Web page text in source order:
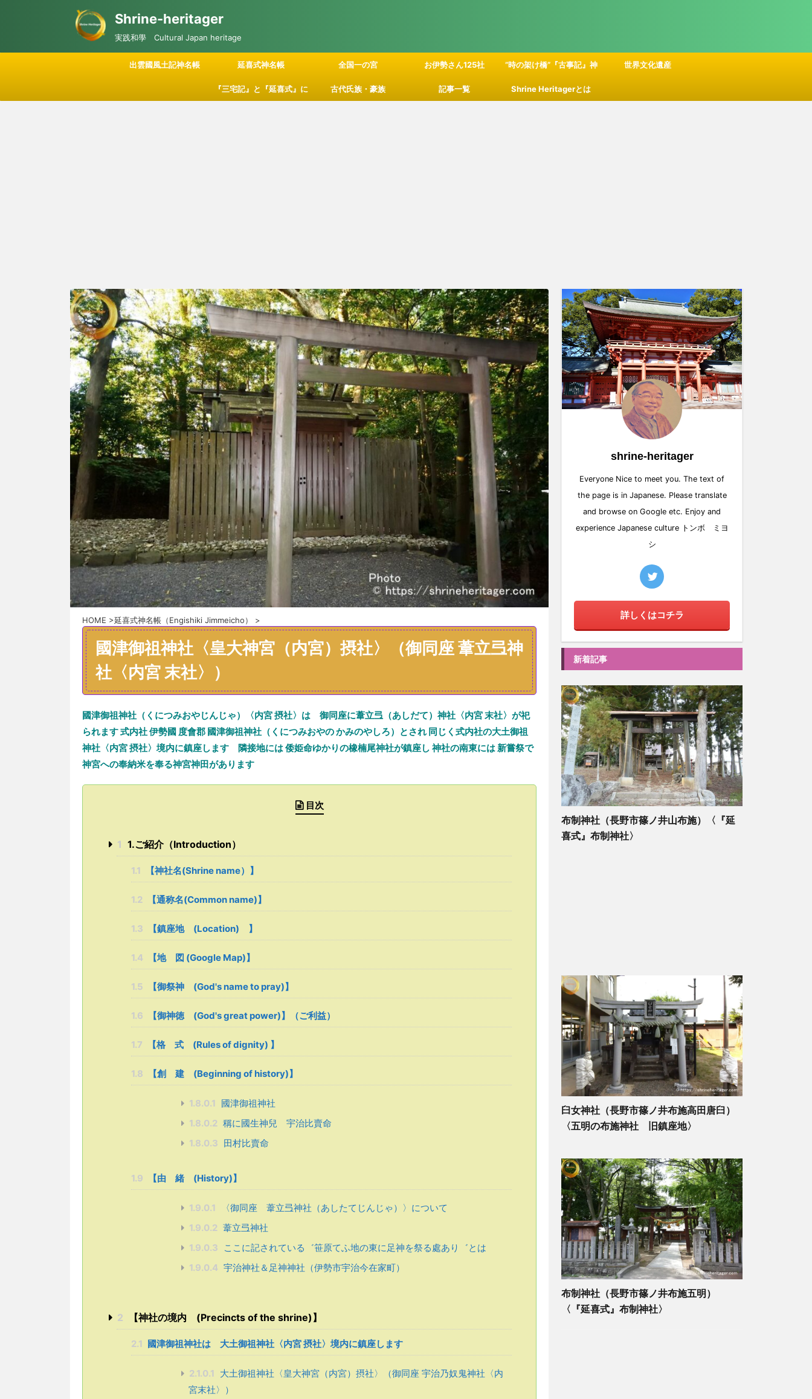
Shrine-heritager
実践和學 Cultural Japan heritage
出雲國風土記神名帳 延喜式神名帳 全国一の宮 お伊勢さん125社 ”時の架け橋”『古事記』神
話の舞台
世界文化遺産
『三宅記』と『延喜式』に 古代氏族・豪族 記事一覧 Shrine Heritagerとは
HOME >延喜式神名帳（Engishiki Jimmeicho） >
國津御祖神社〈皇大神宮（内宮）摂社〉（御同座 葦立弖神
社〈内宮 末社〉）
國津御祖神社（くにつみおやじんじゃ）〈内宮摂社〉は 御同座に葦立弖（あしだて）神社〈内宮末社〉が祀
られます式内社伊勢國 度會郡 國津御祖神社 （ くにつみおやの かみのやしろ） とされ同じく 式内社の大土御祖
神社 〈内宮摂社〉境内に鎮座します 隣接地には倭姫命ゆかりの橡楠尾神社が鎮座し 神社の南東には新嘗祭で
神宮への奉納米を奉る神宮神田があります
目次
1 1.ご紹介（Introduction）
1.1 【神社名(Shrine name）】
1.2 【通称名(Common name)】
1.3 【鎮座地 (Location) 】
1.4 【地 図 (Google Map)】
1.5 【御祭神 (God's name to pray)】
1.6 【御神徳 (God's great power)】（ご利益）
1.7 【格 式 (Rules of dignity) 】
1.8 【創 建 (Beginning of history)】
1.8.0.1
國津御祖神社
1.8.0.2 稱に國生神兒 宇治比賣命
1.8.0.3 田村比賣命
1.9 【由 緒 (History)】
1.9.0.1
〈御同座 葦立弖神社（あしたてじんじゃ）〉について
1.9.0.2 葦立弖神社
1.9.0.3
ここに記されている゛笹原てふ地の東に足神を祭る處あり゛とは
1.9.0.4 宇治神社＆足神神社（伊勢市宇治今在家町）
2 【神社の境内 (Precincts of the shrine)】
2.1 國津御祖神社は 大土御祖神社〈内宮 摂社〉境内に鎮座します
2.1.0.1
大土御祖神社〈皇大神宮（内宮）摂社〉（御同座 宇治乃奴鬼神社〈内
宮末社〉）
shrine-heritager
Everyone Nice to meet you. The text of
the page is in Japanese. Please translate
and browse on Google etc. Enjoy and
experience Japanese culture トンボ ミヨ
シ
詳しくはコチラ
新着記事
布制神社（長野市篠ノ井山布施）〈『延
喜式』布制神社〉
臼女神社（長野市篠ノ井布施高田唐臼）
〈五明の布施神社 旧鎮座地〉
布制神社（長野市篠ノ井布施五明）
〈『延喜式』布制神社〉